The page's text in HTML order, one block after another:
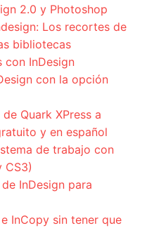
2.0 y Photoshop
Los recortes de
bibliotecas
con InDesign
con la opción
Quark XPress a
y en español
de trabajo con
CS3)
InDesign para
InCopy sin tener que